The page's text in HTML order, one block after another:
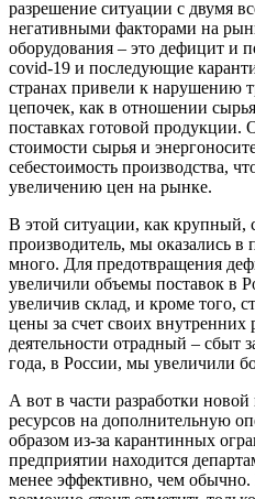
разрешение ситуации с двумя
негативными факторами на
оборудования – это дефицит
covid-19 и последующие
странах привели к нарушению
цепочек, как в отношении
поставках готовой продукции.
стоимости сырья и
себестоимость производства,
увеличению цен на рынке.
В этой ситуации, как крупный,
производитель, мы оказались
много. Для предотвращения
увеличили объемы поставок в
увеличив склад, и кроме того,
цены за счет своих внутренних
деятельности отрадный – сбыт
года, в России, мы увеличили
А вот в части разработки
ресурсов на дополнительную
образом из-за карантинных
предприятии находится
менее эффективно, чем